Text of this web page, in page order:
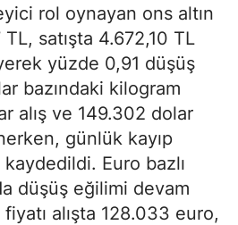
rol oynayan ons altın
TL, satışta 4.672,10 TL
yüzde 0,91 düşüş
bazındaki kilogram
alış ve 149.302 dolar
günlük kayıp
Euro bazlı
düşüş eğilimi devam
alışta 128.033 euro,